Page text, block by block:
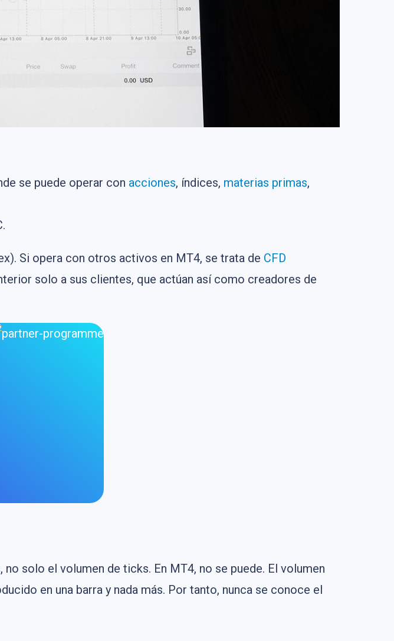
se puede operar con acciones, índices, materias primas,
Si opera con otros activos en MT4, se trata de CFD
solo a sus clientes, que actúan así como creadores de
solo el volumen de ticks. En MT4, no se puede. El volumen
en una barra y nada más. Por tanto, nunca se conoce el